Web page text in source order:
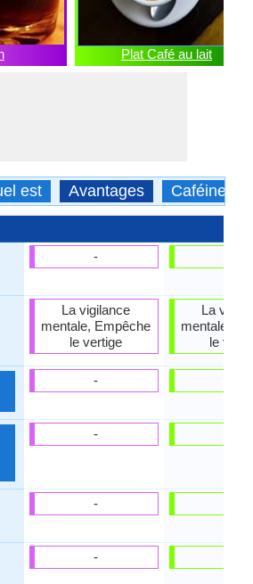
Plat Café au lait
est Avantages Caféine
-
La vigilance
mentale, Empêche
le vertige
-
-
-
-
La
mentale,
le